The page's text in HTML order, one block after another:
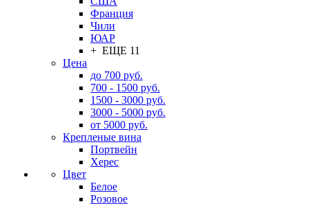
Франция
Чили
ЮАР
+ ЕЩЕ 11
Цена
до 700 руб.
700 - 1500 руб.
1500 - 3000 руб.
3000 - 5000 руб.
от 5000 руб.
Крепленые вина
Портвейн
Херес
Цвет
Белое
Розовое